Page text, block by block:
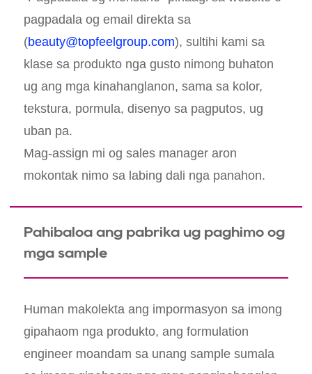
pagpadala og email direkta sa
(beauty@topfeelgroup.com), sultihi kami sa
klase sa produkto nga gusto nimong buhaton
ug ang mga kinahanglanon, sama sa kolor,
tekstura, pormula, disenyo sa pagputos, ug
uban pa.
Mag-assign mi og sales manager aron
mokontak nimo sa labing dali nga panahon.
Pahibaloa ang pabrika ug paghimo og
mga sample
Human makolekta ang impormasyon sa imong
gipahaom nga produkto, ang formulation
engineer moandam sa unang sample sumala